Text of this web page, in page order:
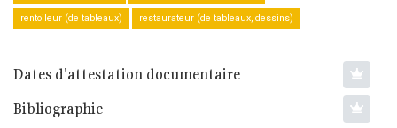
rentoileur (de tableaux) restaurateur (de tableaux, dessins)
Dates d'attestation documentaire
Bibliographie